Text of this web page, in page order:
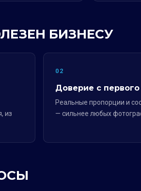
БИЗНЕСУ
из
02
Доверие с первого
Реальные пропорции и
— сильнее любых